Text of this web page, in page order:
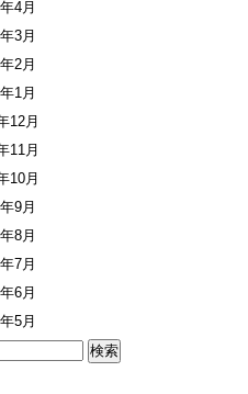
4月
3月
2月
1月
12月
11月
10月
9月
8月
7月
6月
5月